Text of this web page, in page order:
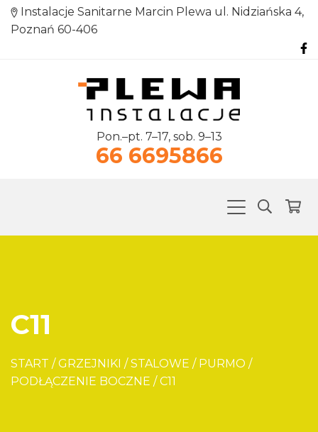
Instalacje Sanitarne Marcin Plewa ul. Nidziańska 4,
Poznań 60-406
Pon.–pt. 7–17, sob. 9–13
66 6695866
C11
START / GRZEJNIKI / STALOWE / PURMO /
PODŁĄCZENIE BOCZNE / C11